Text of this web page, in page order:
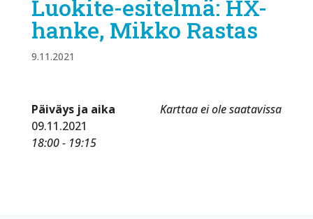
Luokite-esitelmä: HX-
hanke, Mikko Rastas
9.11.2021
Karttaa ei ole saatavissa
Päiväys ja aika
09.11.2021
18:00 - 19:15